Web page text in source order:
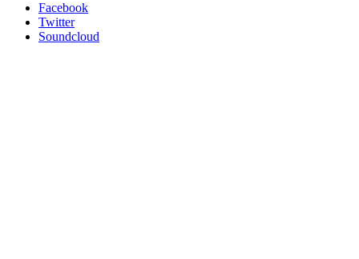
Facebook
Twitter
Soundcloud